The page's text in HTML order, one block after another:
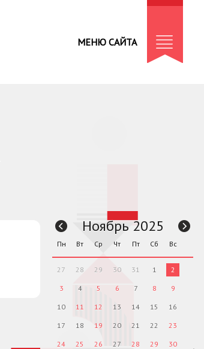
МЕНЮ САЙТА
Ноябрь 2025
Пн Вт Ср Чт Пт Сб Вс
27 28 29 30 31 1 2
3 4 5 6 7 8 9
10 11 12 13 14 15 16
17 18 19 20 21 22 23
24 25 26 27 28 29 30